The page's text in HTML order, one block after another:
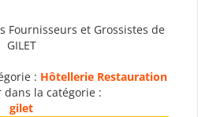
Fournisseurs et Grossistes de
GILET
: Hôtellerie Restauration
dans la catégorie :
gilet